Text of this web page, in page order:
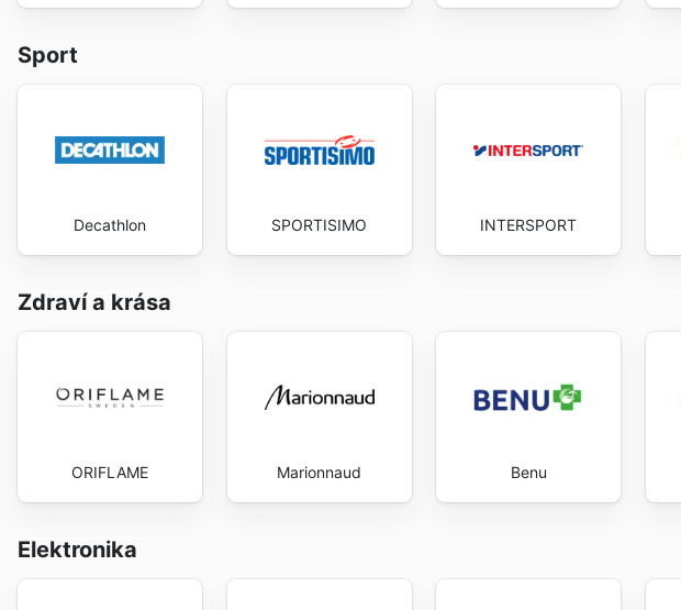
Sport
Decathlon SPORTISIMO INTERSPORT
Zdraví a krása
ORIFLAME Marionnaud Benu
Elektronika